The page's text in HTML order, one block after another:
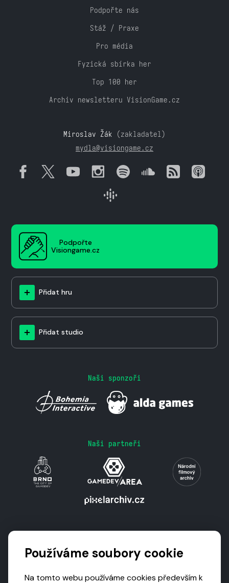
Podpořte nás
Stáž / Praxe
Pro média
Fyzická sbírka her
Top 100 her
Archiv newsletteru VisionGame.cz
Miroslav Žák (zakladatel)
mydla@visiongame.cz
Podpořte
Visiongame.cz
Přidat hru
Přidat studio
Naši sponzoři
Naši partneři
Používáme soubory cookie
Na tomto webu používáme cookies především k